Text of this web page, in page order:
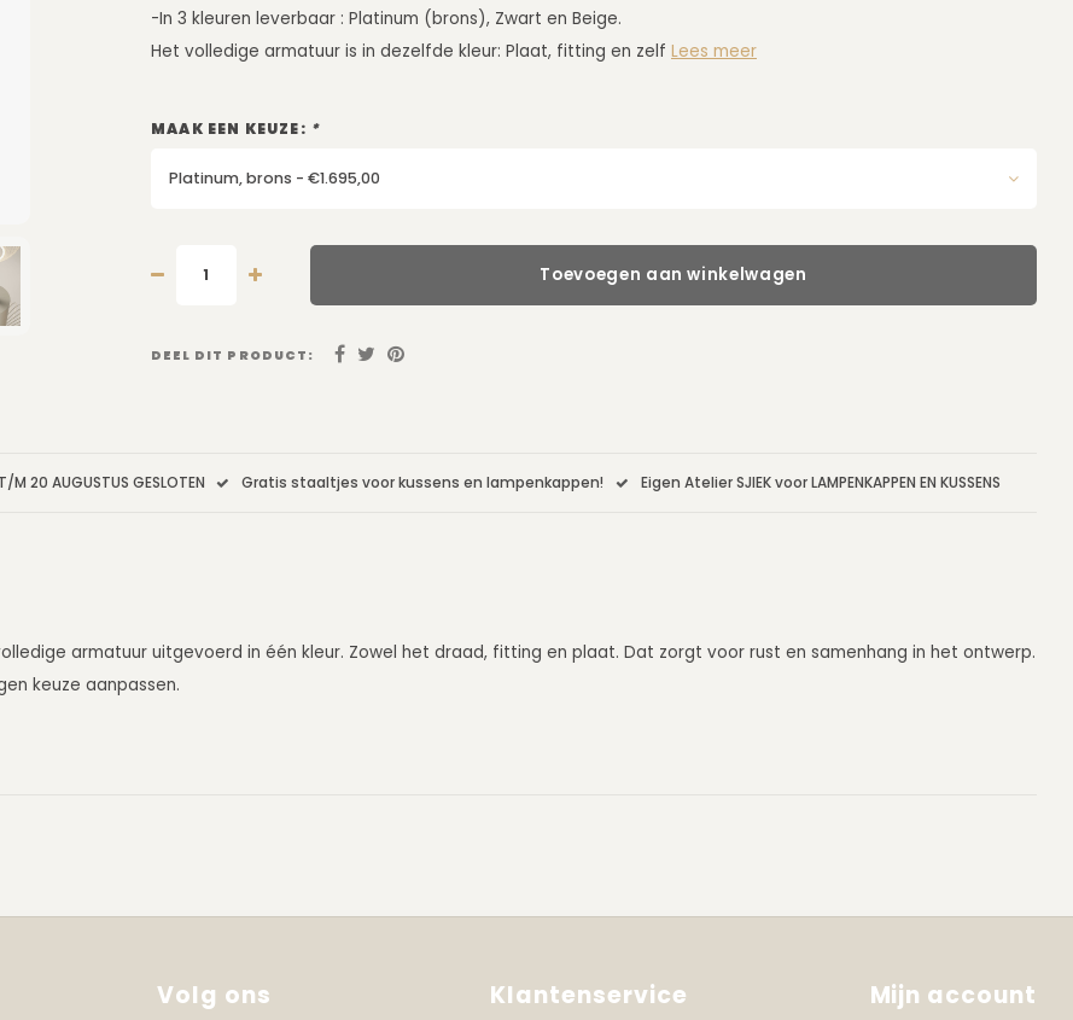
-In 3 kleuren leverbaar : Platinum (brons), Zwart en Beige.
Het volledige armatuur is in dezelfde kleur: Plaat, fitting en zelf Lees meer
MAAK EEN KEUZE: *
Platinum, brons - €1.695,00
Toevoegen aan winkelwagen
DEEL DIT PRODUCT:
M 20 AUGUSTUS GESLOTEN Gratis staaltjes voor kussens en lampenkappen! Eigen Atelier SJIEK voor LAMPENKAPPEN EN KUSSENS
armatuur uitgevoerd in één kleur. Zowel het draad, fitting en plaat. Dat zorgt voor rust en samenhang in het ontwerp.
keuze aanpassen.
Volg ons Klantenservice Mijn account